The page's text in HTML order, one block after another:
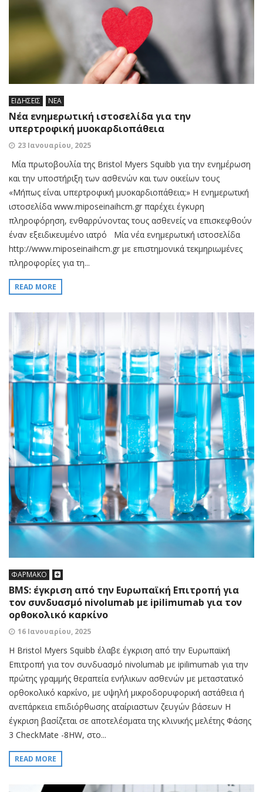
ΕΙΔΗΣΕΙΣ ΝΕΑ
Νέα ενημερωτική ιστοσελίδα για την
υπερτροφική μυοκαρδιοπάθεια
23 Ιανουαρίου, 2025
Μία πρωτοβουλία της Bristol Myers Squibb για την ενημέρωση
και την υποστήριξη των ασθενών και των οικείων τους
«Μήπως είναι υπερτροφική μυοκαρδιοπάθεια;» Η ενημερωτική
ιστοσελίδα www.miposeinaihcm.gr παρέχει έγκυρη
πληροφόρηση, ενθαρρύνοντας τους ασθενείς να επισκεφθούν
έναν εξειδικευμένο ιατρό Mία νέα ενημερωτική ιστοσελίδα
http://www.miposeinaihcm.gr με επιστημονικά τεκμηριωμένες
πληροφορίες για τη...
READ MORE
ΦΑΡΜΑΚΟ
BMS: έγκριση από την Ευρωπαϊκή Επιτροπή για
τον συνδυασμό nivolumab με ipilimumab για τον
ορθοκολικό καρκίνο
16 Ιανουαρίου, 2025
Η Bristol Myers Squibb έλαβε έγκριση από την Ευρωπαϊκή
Επιτροπή για τον συνδυασμό nivolumab με ipilimumab για την
πρώτης γραμμής θεραπεία ενήλικων ασθενών με μεταστατικό
ορθοκολικό καρκίνο, με υψηλή μικροδορυφορική αστάθεια ή
ανεπάρκεια επιδιόρθωσης αταίριαστων ζευγών βάσεων Η
έγκριση βασίζεται σε αποτελέσματα της κλινικής μελέτης Φάσης
3 CheckMate -8HW, στο...
READ MORE